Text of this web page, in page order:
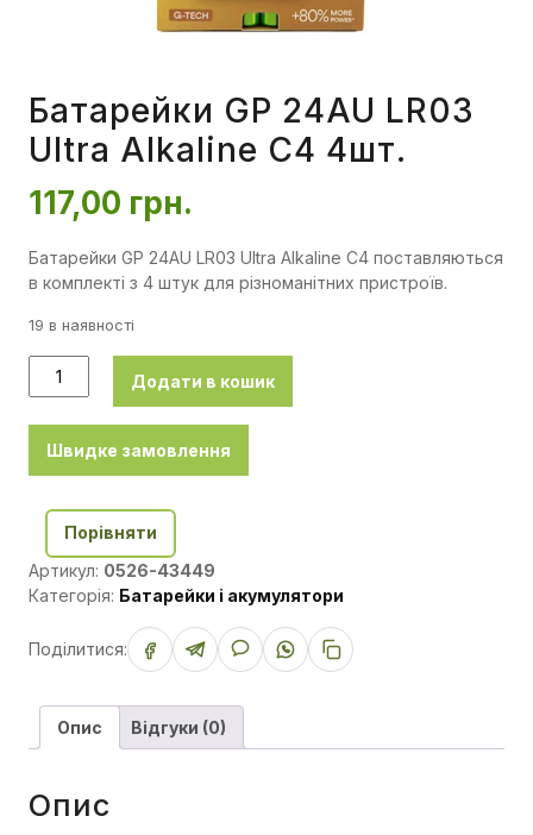
Батарейки GP 24AU LR03
Ultra Alkaline C4 4шт.
117,00 грн.
Батарейки GP 24AU LR03 Ultra Alkaline C4 поставляються
в комплекті з 4 штук для різноманітних пристроїв.
19 в наявності
Додати в кошик
Швидке замовлення
Порівняти
Артикул: 0526-43449
Категорія: Батарейки і акумулятори
Поділитися:
Опис Відгуки (0)
Опис